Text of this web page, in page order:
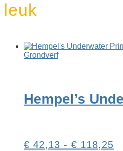
leuk
Grondverf
Hempel’s
€ 42,13 - € 118,25